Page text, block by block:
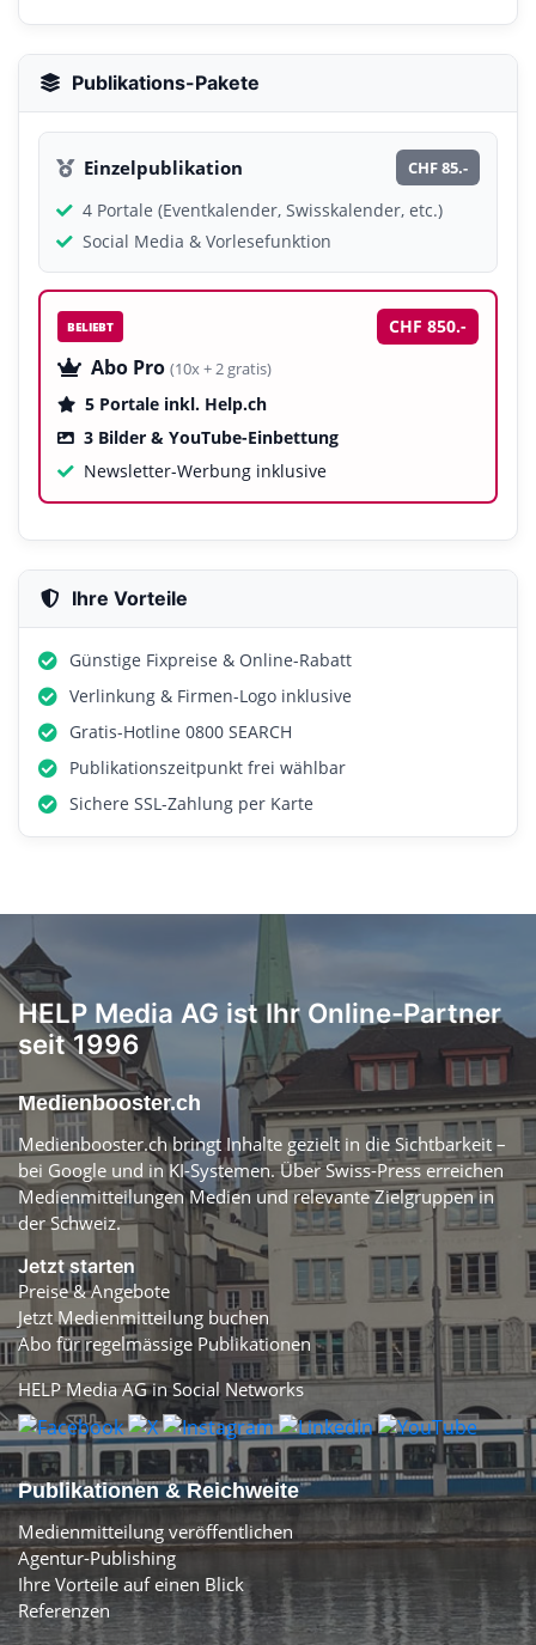
Publikations-Pakete
Einzelpublikation CHF 85.-
4 Portale (Eventkalender, Swisskalender, etc.)
Social Media & Vorlesefunktion
BELIEBT CHF 850.-
Abo Pro (10x + 2 gratis)
5 Portale inkl. Help.ch
3 Bilder & YouTube-Einbettung
Newsletter-Werbung inklusive
Ihre Vorteile
Günstige Fixpreise & Online-Rabatt
Verlinkung & Firmen-Logo inklusive
Gratis-Hotline 0800 SEARCH
Publikationszeitpunkt frei wählbar
Sichere SSL-Zahlung per Karte
HELP Media AG ist Ihr Online-Partner
seit 1996
Medienbooster.ch
Medienbooster.ch bringt Inhalte gezielt in die Sichtbarkeit –
bei Google und in KI-Systemen. Über Swiss-Press erreichen
Medienmitteilungen Medien und relevante Zielgruppen in
der Schweiz.
Jetzt starten
Preise & Angebote
Jetzt Medienmitteilung buchen
Abo für regelmässige Publikationen
HELP Media AG in Social Networks
Publikationen & Reichweite
Medienmitteilung veröffentlichen
Agentur-Publishing
Ihre Vorteile auf einen Blick
Referenzen